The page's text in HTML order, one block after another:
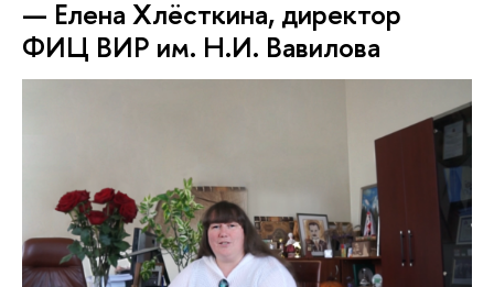
— Елена Хлёсткина, директор
ФИЦ ВИР им. Н.И. Вавилова